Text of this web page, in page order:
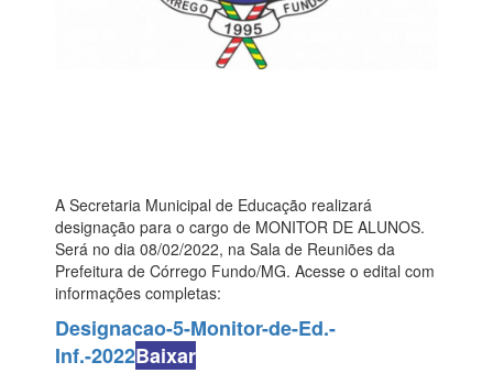
A Secretaria Municipal de Educação realizará
designação para o cargo de MONITOR DE ALUNOS.
Será no dia 08/02/2022, na Sala de Reuniões da
Prefeitura de Córrego Fundo/MG. Acesse o edital com
informações completas:
Designacao-5-Monitor-de-Ed.-
Inf.-2022Baixar